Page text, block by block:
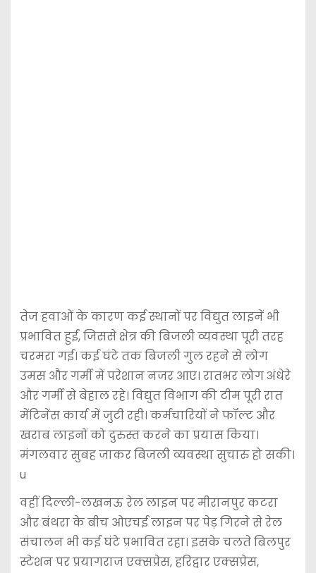
तेज हवाओं के कारण कई स्थानों पर विद्युत लाइनें भी
प्रभावित हुईं, जिससे क्षेत्र की बिजली व्यवस्था पूरी तरह
चरमरा गई। कई घंटे तक बिजली गुल रहने से लोग
उमस और गर्मी में परेशान नजर आए। रातभर लोग अंधेरे
और गर्मी से बेहाल रहे। विद्युत विभाग की टीम पूरी रात
मेंटिनेंस कार्य में जुटी रही। कर्मचारियों ने फॉल्ट और
खराब लाइनों को दुरुस्त करने का प्रयास किया।
मंगलवार सुबह जाकर बिजली व्यवस्था सुचारु हो सकी।
u
वहीं दिल्ली-लखनऊ रेल लाइन पर मीरानपुर कटरा
और बंथरा के बीच ओएचई लाइन पर पेड़ गिरने से रेल
संचालन भी कई घंटे प्रभावित रहा। इसके चलते बिलपुर
स्टेशन पर प्रयागराज एक्सप्रेस, हरिद्वार एक्सप्रेस,